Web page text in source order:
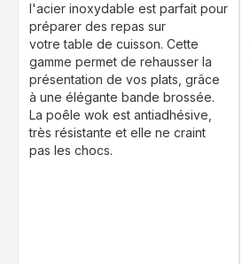
l'acier inoxydable est parfait pour
préparer des repas sur
votre table de cuisson. Cette
gamme permet de rehausser la
présentation de vos plats, grâce
à une élégante bande brossée.
La poêle wok est antiadhésive,
très résistante et elle ne craint
pas les chocs.